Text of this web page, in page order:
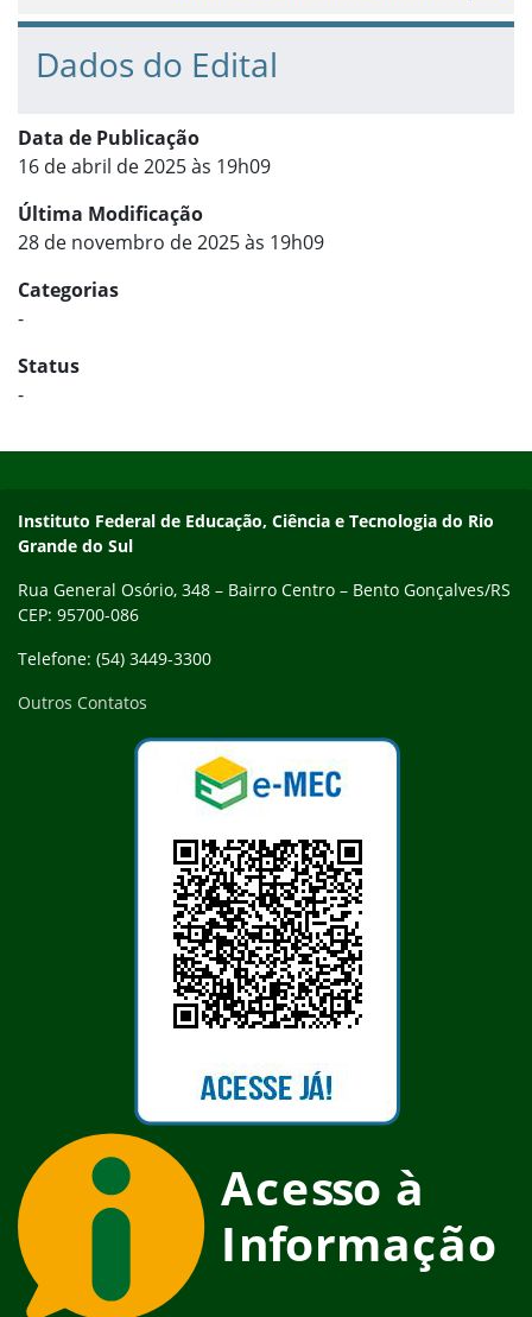
Dados do Edital
Data de Publicação
16 de abril de 2025 às 19h09
Última Modificação
28 de novembro de 2025 às 19h09
Categorias
-
Status
-
Contato
Instituto Federal de Educação, Ciência e Tecnologia do Rio
Grande do Sul
Rua General Osório, 348 – Bairro Centro – Bento Gonçalves/RS
CEP: 95700-086
Telefone: (54) 3449-3300
Outros Contatos